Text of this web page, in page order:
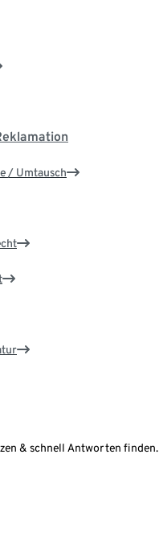
/ Umtausch
& schnell Antworten finden.